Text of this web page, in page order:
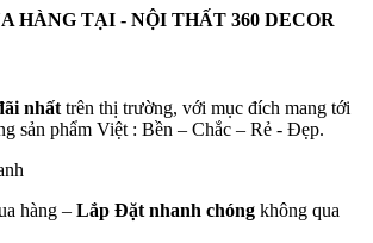
HÀNG TẠI - NỘI THẤT 360 DECOR
nhất trên thị trường, với mục đích mang tới
sản phẩm Việt : Bền – Chắc – Rẻ - Đẹp.
hàng – Lắp Đặt nhanh chóng không qua